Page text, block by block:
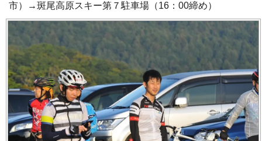
市）→斑尾高原スキー第７駐車場（16：00締め）